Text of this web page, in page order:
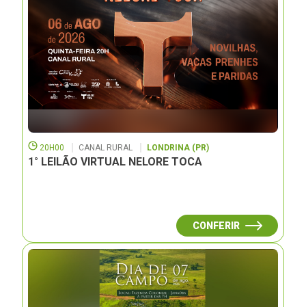
20H00 CANAL RURAL LONDRINA (PR)
1° LEILÃO VIRTUAL NELORE TOCA
CONFERIR